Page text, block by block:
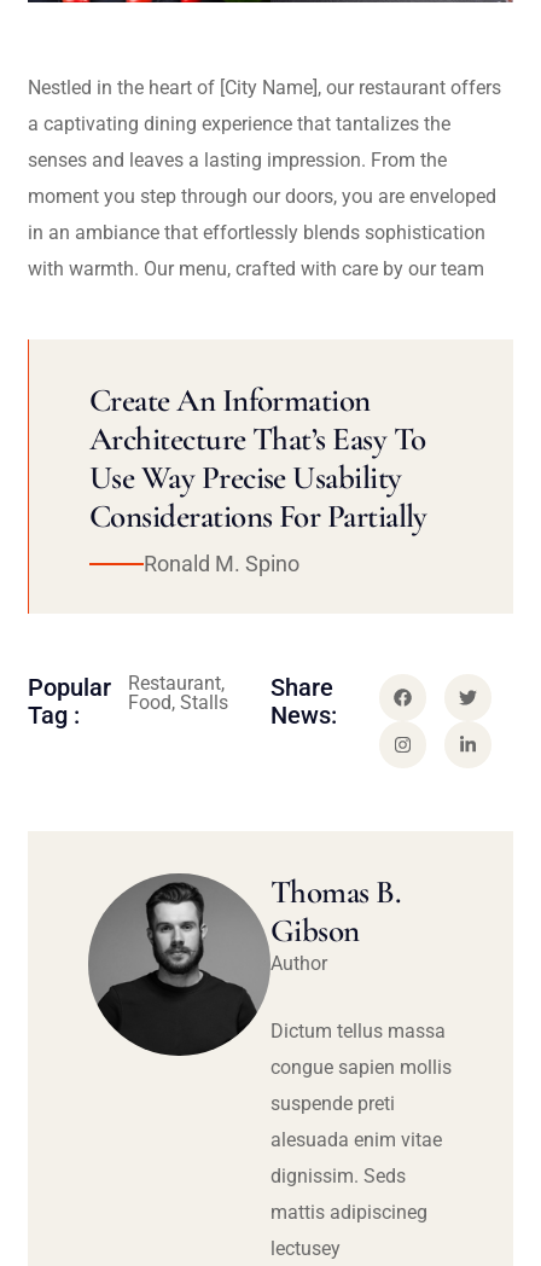
Nestled in the heart of [City Name], our restaurant offers
a captivating dining experience that tantalizes the
senses and leaves a lasting impression. From the
moment you step through our doors, you are enveloped
in an ambiance that effortlessly blends sophistication
with warmth. Our menu, crafted with care by our team
Create An Information
Architecture That’s Easy To
Use Way Precise Usability
Considerations For Partially
Ronald M. Spino
Popular
Tag :
Restaurant,
Food, Stalls
Share
News:
Thomas B.
Gibson
Author
Dictum tellus massa
congue sapien mollis
suspende preti
alesuada enim vitae
dignissim. Seds
mattis adipiscineg
lectusey